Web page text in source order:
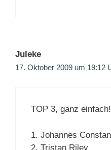
Juleke
17. Oktober 2009 um 19:12
TOP 3, ganz einfach!
1. Johannes
2. Tristan Riley